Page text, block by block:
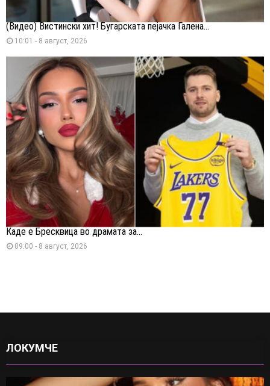
(Видео) Вистински хит! Бугарската пејачка Галена...
10:01 - 8 август, 2026
Каде е Бресквица во драмата за...
09:00 - 8 август, 2026
ЛОКУМЧЕ